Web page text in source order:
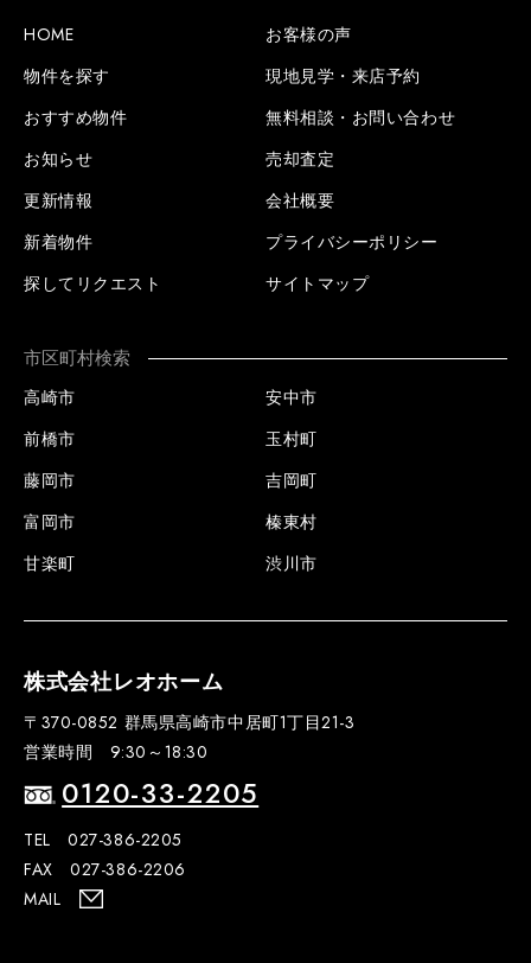
HOME
物件を探す
おすすめ物件
お知らせ
更新情報
新着物件
探してリクエスト
お客様の声
現地見学・来店予約
無料相談・お問い合わせ
売却査定
会社概要
プライバシーポリシー
サイトマップ
市区町村検索
高崎市
前橋市
藤岡市
富岡市
甘楽町
安中市
玉村町
吉岡町
榛東村
渋川市
株式会社レオホーム
〒370-0852 群馬県高崎市中居町1丁目21-3
営業時間 9:30～18:30
0120-33-2205
TEL 027-386-2205
FAX 027-386-2206
MAIL